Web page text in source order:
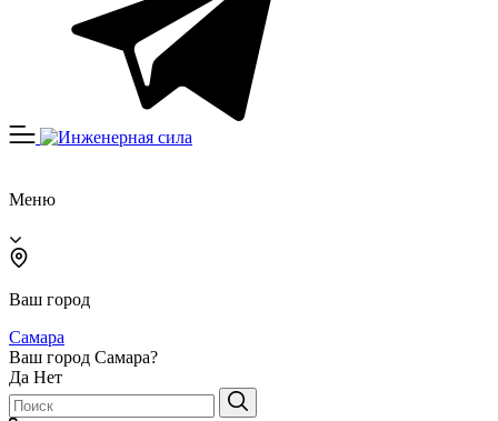
Меню
Ваш город
Самара
Ваш город Самара?
Да Нет